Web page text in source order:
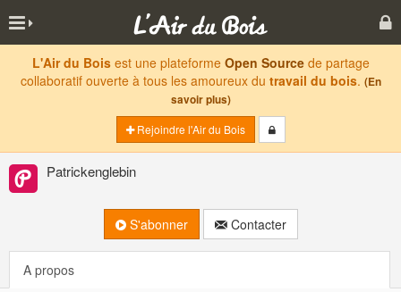
L'Air du Boisest une plateforme Open Sourcede partage
collaboratif ouverte à tous les amoureux du travail du bois. (En
savoir plus)
Rejoindre l'Air du Bois
Patrickenglebin
S'abonner Contacter
A propos